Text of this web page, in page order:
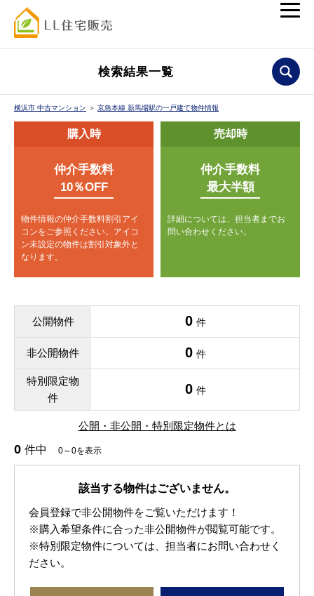
検索結果一覧
横浜市 中古マンション ＞ 京急本線 新馬場駅の一戸建て物件情報
購入時
仲介手数料
10％OFF
物件情報の仲介手数料割引アイ
コンをご参照ください。 アイコ
ン未設定の物件は割引対象外と
なります。
売却時
仲介手数料
最大半額
詳細については、担当者までお
問い合わせください。
公開物件 0 件
非公開物件 0 件
特別限定物
件
0 件
公開・非公開・特別限定物件とは
0 件中 0～0を表示
該当する物件はございません。
会員登録で非公開物件をご覧いただけます！
※購入希望条件に合った非公開物件が閲覧可能です。
※特別限定物件については、担当者にお問い合わせく
ださい。